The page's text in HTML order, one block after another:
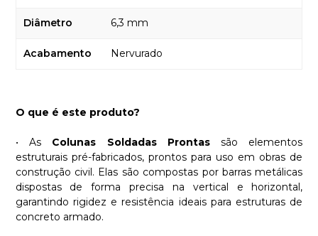
Diâmetro 6,3 mm
Acabamento Nervurado
O que é este produto?
• As Colunas Soldadas Prontassão elementos
estruturais pré-fabricados, prontos para uso em obras de
construção civil. Elas são compostas por barras metálicas
dispostas de forma precisa na vertical e horizontal,
garantindo rigidez e resistência ideais para estruturas de
concreto armado.